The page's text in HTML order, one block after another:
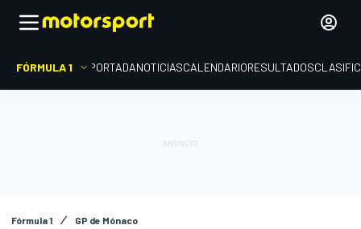
FÓRMULA 1 PORTADANOTICIASCALENDARIORESULTADOS
Fórmula 1 GP de Mónaco